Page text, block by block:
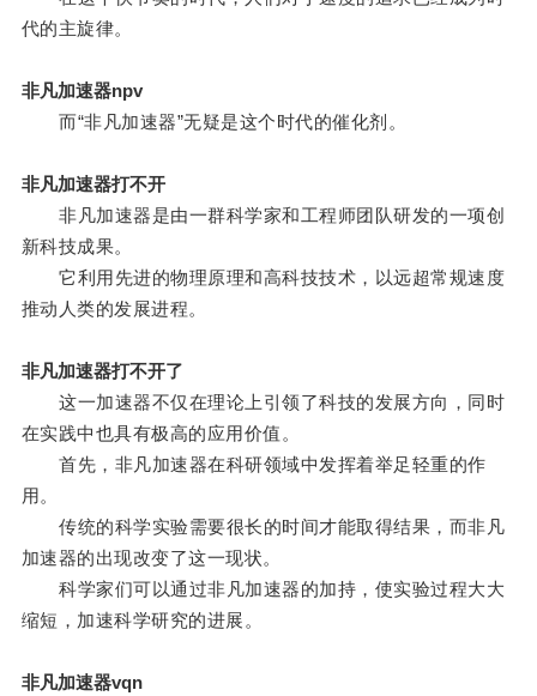
代的主旋律。
非凡加速器npv
而“非凡加速器”无疑是这个时代的催化剂。
非凡加速器打不开
非凡加速器是由一群科学家和工程师团队研发的一项创
新科技成果。
它利用先进的物理原理和高科技技术，以远超常规速度
推动人类的发展进程。
非凡加速器打不开了
这一加速器不仅在理论上引领了科技的发展方向，同时
在实践中也具有极高的应用价值。
首先，非凡加速器在科研领域中发挥着举足轻重的作
用。
传统的科学实验需要很长的时间才能取得结果，而非凡
加速器的出现改变了这一现状。
科学家们可以通过非凡加速器的加持，使实验过程大大
缩短，加速科学研究的进展。
非凡加速器vqn